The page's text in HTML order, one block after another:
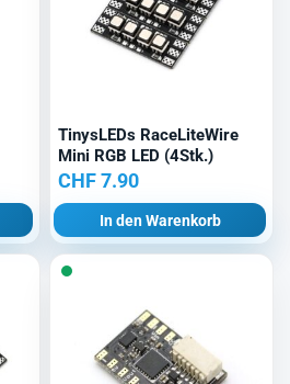
CHF 2.90.
TinysLEDs RaceLiteWire
Mini RGB LED (4Stk.)
CHF7.90
In den Warenkorb